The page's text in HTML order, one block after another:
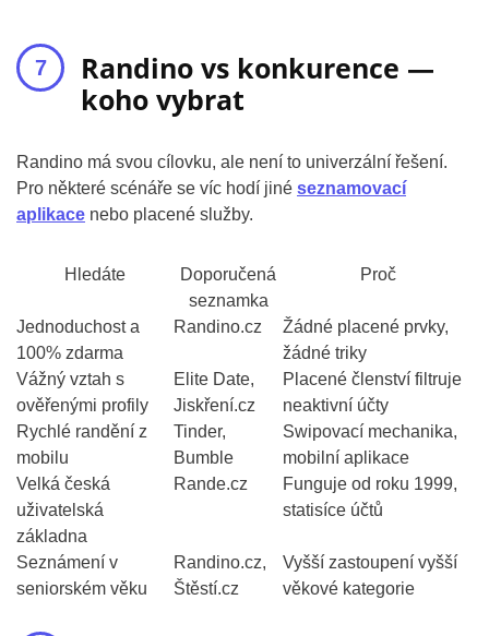
Randino vs konkurence —
koho vybrat
Randino má svou cílovku, ale není to univerzální řešení.
Pro některé scénáře se víc hodí jiné seznamovací
aplikace nebo placené služby.
Hledáte
Doporučená
seznamka
Proč
Jednoduchost a
100% zdarma
Randino.cz
Žádné placené prvky,
žádné triky
Vážný vztah s
ověřenými profily
Elite Date,
Jiskření.cz
Placené členství filtruje
neaktivní účty
Rychlé randění z
mobilu
Tinder,
Bumble
Swipovací mechanika,
mobilní aplikace
Velká česká
uživatelská
základna
Rande.cz
Funguje od roku 1999,
statisíce účtů
Seznámení v
seniorském věku
Randino.cz,
Štěstí.cz
Vyšší zastoupení vyšší
věkové kategorie